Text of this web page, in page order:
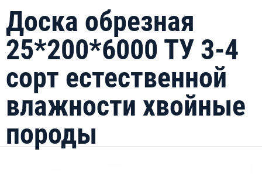
Доска обрезная
25*200*6000 ТУ 3-4
сорт естественной
влажности хвойные
породы